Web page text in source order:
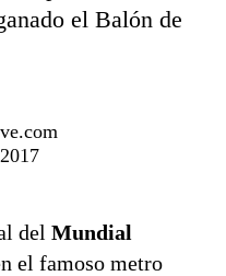
el Balón de
del Mundial
el famoso metro